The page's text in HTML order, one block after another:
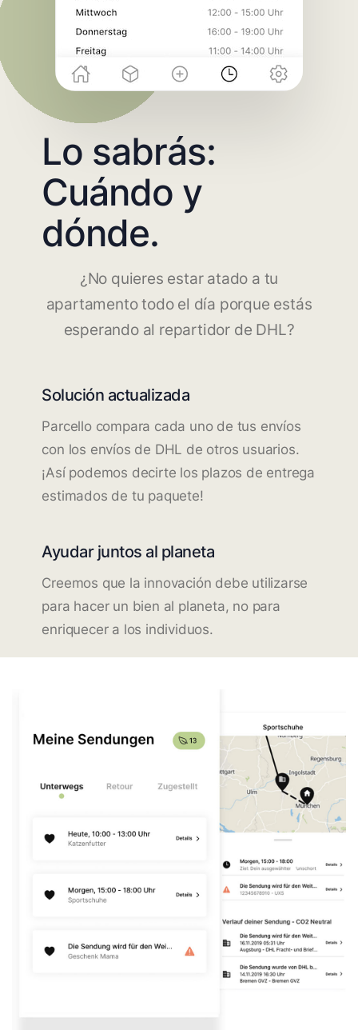
Lo sabrás:
Cuándo y
dónde.
¿No quieres estar atado a tu
apartamento todo el día porque estás
esperando al repartidor de DHL?
Solución actualizada
Parcello compara cada uno de tus envíos
con los envíos de DHL de otros usuarios.
¡Así podemos decirte los plazos de entrega
estimados de tu paquete!
Ayudar juntos al planeta
Creemos que la innovación debe utilizarse
para hacer un bien al planeta, no para
enriquecer a los individuos.